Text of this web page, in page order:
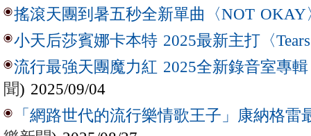
搖滾天團到暑五秒全新單曲〈NOT OKAY
小天后莎賓娜卡本特 2025最新主打〈
流行最強天團魔力紅 2025全新錄音室專
聞) 2025/09/04
「網路世代的流行樂情歌王子」康納格雷